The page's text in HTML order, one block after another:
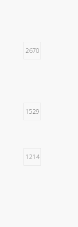
2670
1529
1214